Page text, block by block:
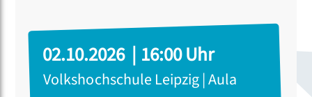
02.10.2026 | 16:00 Uhr
Volkshochschule Leipzig | Aula